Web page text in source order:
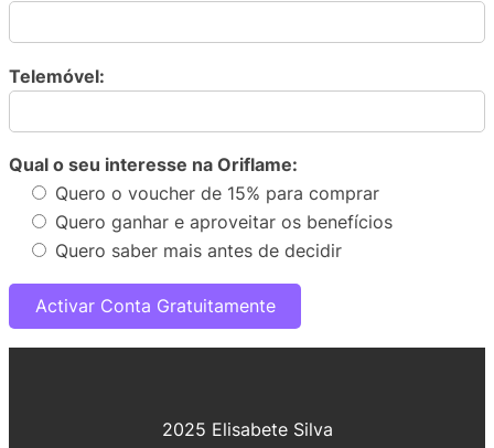
Telemóvel:
Qual o seu interesse na Oriflame:
Quero o voucher de 15% para comprar
Quero ganhar e aproveitar os benefícios
Quero saber mais antes de decidir
2025 Elisabete Silva